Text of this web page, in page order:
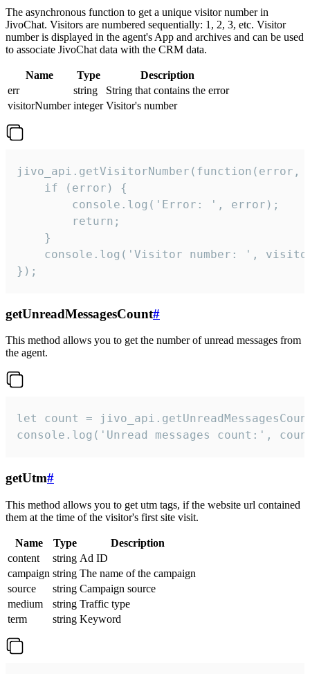
The asynchronous function to get a unique visitor number in
JivoChat. Visitors are numbered sequentially: 1, 2, 3, etc. Visitor
number is displayed in the agent's App and archives and can be used
to associate JivoChat data with the CRM data.
Name Type
Description
err
string
String that contains the error
visitorNumber integer Visitor's number
jivo_api.getVisitorNumber(function(error,
    if (error) {
        console.log('Error: ', error);
        return;
    }
console.log('Visitor number: ',
});
getUnreadMessagesCount#
This method allows you to get the number of unread messages from
the agent.
let count =
console.log('Unread messages count:',
getUtm#
This method allows you to get utm tags, if the website url contained
them at the time of the visitor's first site visit.
Name Type
Description
content
string Ad ID
campaign string The name of the campaign
source
string Campaign source
medium
string Traffic type
term
string Keyword